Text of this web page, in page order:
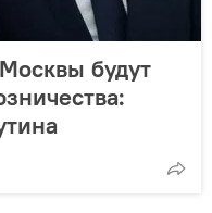
будут